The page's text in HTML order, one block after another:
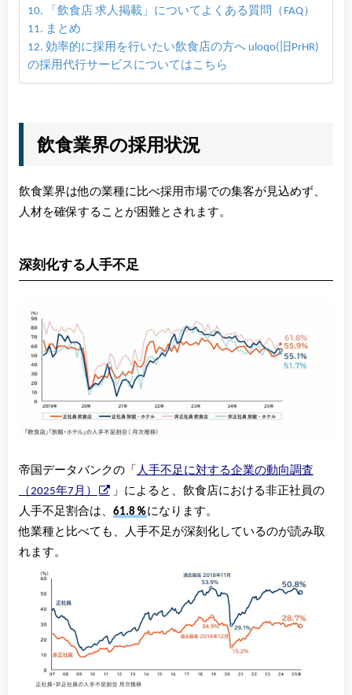
「飲食店 求人掲載」についてよくある質問（FAQ）
まとめ
効率的に採用を行いたい飲食店の方へ uloqo(旧PrHR)
の採用代行サービスについてはこちら
飲食業界の採用状況
飲食業界は他の業種に比べ採用市場での集客が見込めず、
人材を確保することが困難とされます。
深刻化する人手不足
帝国データバンクの「 人手不足に対する企業の動向調査
（2025年7月）
」によると、飲食店における非正社員の
人手不足割合は、 61.8％になります。
他業種と比べても、人手不足が深刻化しているのが読み取
れます。